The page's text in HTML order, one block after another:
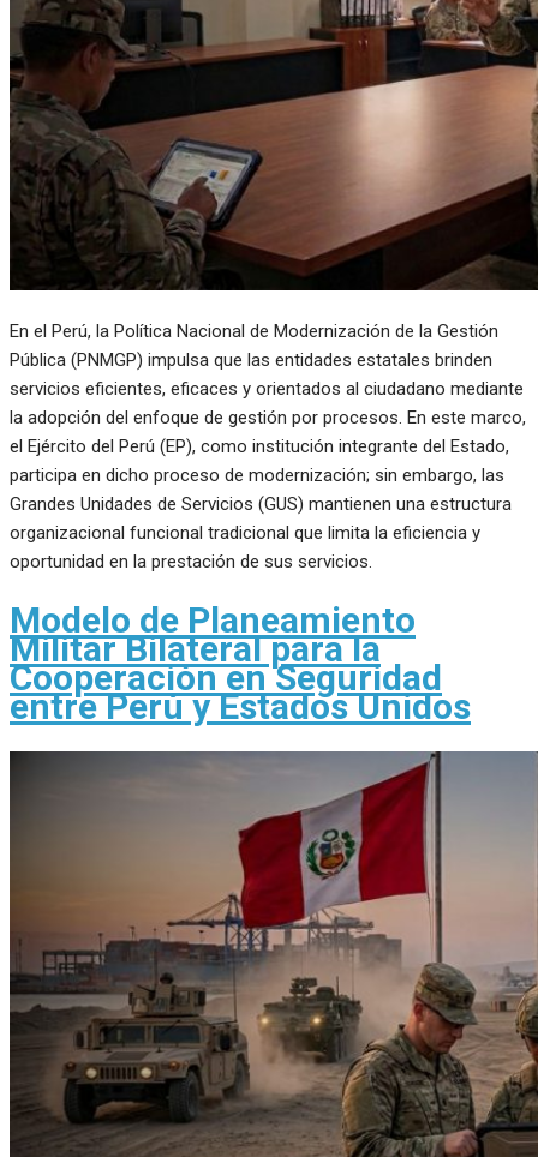
En el Perú, la Política Nacional de Modernización de la Gestión
Pública (PNMGP) impulsa que las entidades estatales brinden
servicios eficientes, eficaces y orientados al ciudadano mediante
la adopción del enfoque de gestión por procesos. En este marco,
el Ejército del Perú (EP), como institución integrante del Estado,
participa en dicho proceso de modernización; sin embargo, las
Grandes Unidades de Servicios (GUS) mantienen una estructura
organizacional funcional tradicional que limita la eficiencia y
oportunidad en la prestación de sus servicios.
Modelo de Planeamiento
Militar Bilateral para la
Cooperación en Seguridad
entre Perú y Estados Unidos